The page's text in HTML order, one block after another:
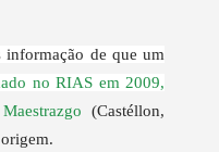
informação de que um
no RIAS em 2009,
(Castéllon,